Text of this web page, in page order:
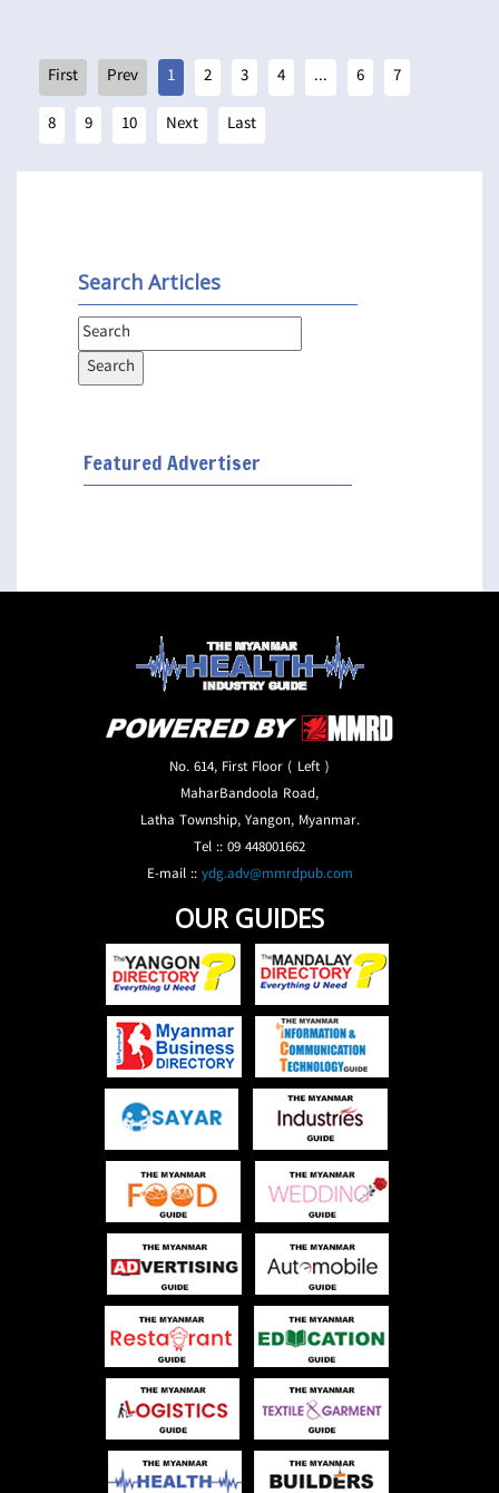
1 2 3 4 ... 6
7
8
9 10
Search Articles
Featured Advertiser
No. 614, First Floor ( Left )
MaharBandoola Road,
Latha Township, Yangon, Myanmar.
Tel :: 09 448001662
E-mail ::ydg.adv@mmrdpub.com
OUR GUIDES